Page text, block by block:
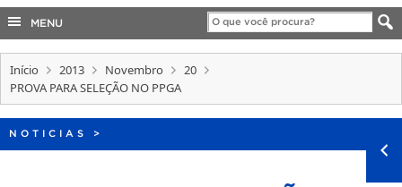
CONCURSOS
EDITAIS
INTERNACIONAL
MENU
Início 2013 Novembro
20
PROVA PARA SELEÇÃO NO PPGA
NOTICIAS >